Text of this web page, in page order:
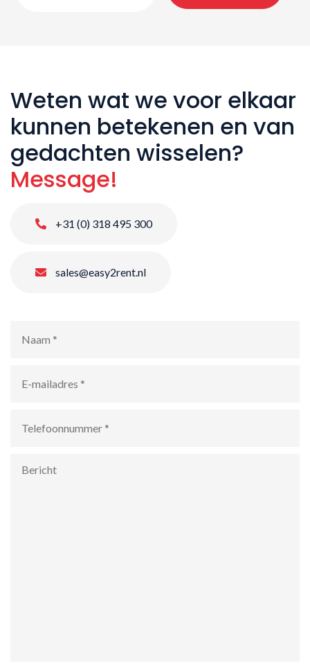
Weten wat we voor elkaar
kunnen betekenen en van
gedachten wisselen?
Message!
+31 (0) 318 495 300
sales@easy2rent.nl
mailadres *